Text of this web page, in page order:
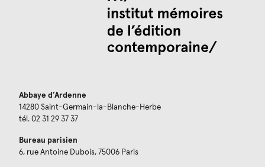
Abbaye d’Ardenne
14280 Saint-Germain-la-Blanche-Herbe
tél. 02 31 29 37 37
Bureau parisien
6, rue Antoine Dubois, 75006 Paris